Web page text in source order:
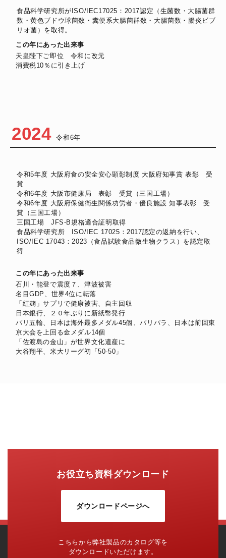
食品科学研究所がISO/IEC17025：2017認定（生菌数・大腸菌群
数・黄色ブドウ球菌数・糞便系大腸菌群数・大腸菌数・腸炎ビブ
リオ菌）を取得。
この年にあった出来事
天皇陛下ご即位 令和に改元
消費税10％に引き上げ
2024 令和6年
令和5年度 大阪府食の安全安心顕彰制度 大阪府知事賞 表彰 受
賞
令和6年度 大阪市健康局 表彰 受賞（三国工場）
令和6年度 大阪府保健衛生関係功労者・優良施設 知事表彰 受
賞（三国工場）
三国工場 JFS-B規格適合証明取得
食品科学研究所 ISO/IEC 17025：2017認定の返納を行い、
ISO/IEC 17043：2023（食品試験食品微生物クラス）を認定取
得
この年にあった出来事
石川・能登で震度７、津波被害
名目GDP、世界4位に転落
「紅麹」サプリで健康被害、自主回収
日本銀行、２０年ぶりに新紙幣発行
パリ五輪、日本は海外最多メダル45個、パリパラ、日本は前回東
京大会を上回る金メダル14個
「佐渡島の金山」が世界文化遺産に
大谷翔平、米大リーグ初「50-50」
お役立ち資料ダウンロード
ダウンロードページへ
こちらから弊社製品のカタログ等を
ダウンロードいただけます。